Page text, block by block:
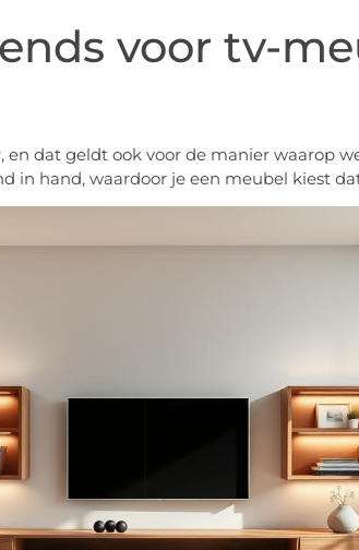
voor tv-
en dat geldt ook voor de manier waarop
in hand, waardoor je een meubel kiest